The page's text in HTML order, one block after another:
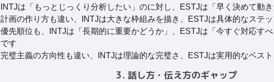
INTJは「もっとじっくり分析したい」のに対し、ESTJは「早く決めて動
計画の作り方も違い、INTJは大きな枠組みを描き、ESTJは具体的なステ
優先順位も、INTJは「長期的に重要かどうか」、ESTJは「今すぐ対応す
です
完璧主義の方向性も違い、INTJは理論的な完璧さ、ESTJは実用的なベス
3. 話し方・伝え方のギャップ